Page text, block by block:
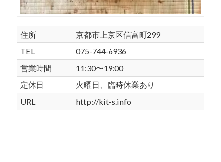
住所
京都市上京区信富町299
TEL
075-744-6936
営業時間
11:30〜19:00
定休日
火曜日、臨時休業あり
URL
http://kit-s.info